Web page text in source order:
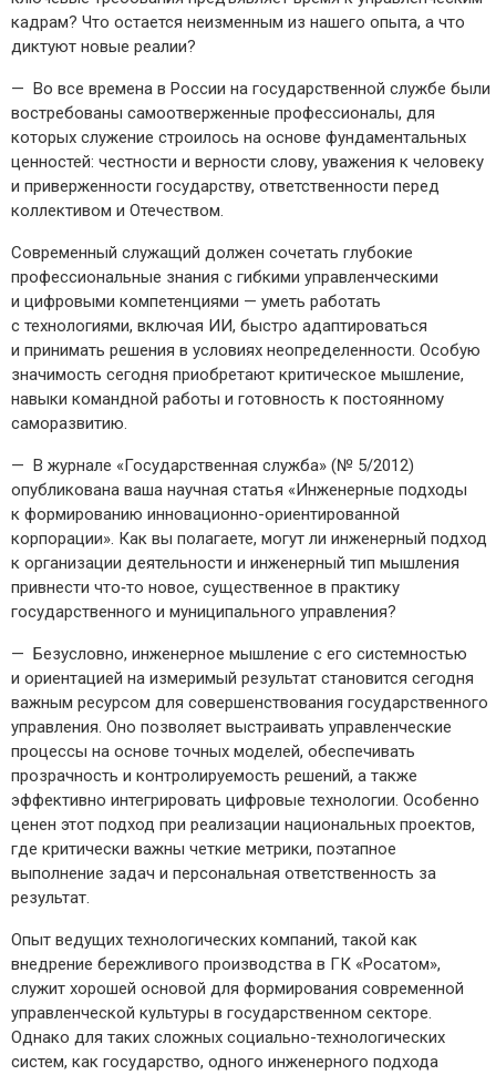
кадрам? Что остается неизменным из нашего опыта, а что
диктуют новые реалии?
— Во все времена в России на государственной службе были
востребованы самоотверженные профессионалы, для
которых служение строилось на основе фундаментальных
ценностей: честности и верности слову, уважения к человеку
и приверженности государству, ответственности перед
коллективом и Отечеством.
Современный служащий должен сочетать глубокие
профессиональные знания с гибкими управленческими
и цифровыми компетенциями — ​уметь работать
с технологиями, включая ИИ, быстро адаптироваться
и принимать решения в условиях неопределенности. Особую
значимость сегодня приобретают критическое мышление,
навыки командной работы и готовность к постоянному
саморазвитию.
— В журнале «Государственная служба» (№ 5/2012)
опубликована ваша научная статья «Инженерные подходы
к формированию инновационно-­ориентированной
корпорации». Как вы полагаете, могут ли инженерный подход
к организации деятельности и инженерный тип мышления
привнести что‑то новое, существенное в практику
государственного и муниципального управления?
— Безусловно, инженерное мышление с его системностью
и ориентацией на измеримый результат становится сегодня
важным ресурсом для совершенствования государственного
управления. Оно позволяет выстраивать управленческие
процессы на основе точных моделей, обеспечивать
прозрачность и контролируемость решений, а также
эффективно интегрировать цифровые технологии. Особенно
ценен этот подход при реализации национальных проектов,
где критически важны четкие метрики, поэтапное
выполнение задач и персональная ответственность за
результат.
Опыт ведущих технологических компаний, такой как
внедрение бережливого производства в ГК «Росатом»,
служит хорошей основой для формирования современной
управленческой культуры в государственном секторе.
Однако для таких сложных социально-­технологических
систем, как государство, одного инженерного подхода